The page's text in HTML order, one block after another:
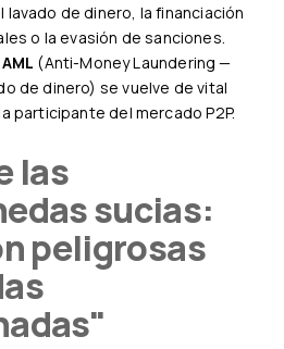
de dinero, la financiación
o la evasión de sanciones.
AML (Anti-Money Laundering —
de dinero) se vuelve de vital
participante del mercado P2P.
sucias:
peligrosas